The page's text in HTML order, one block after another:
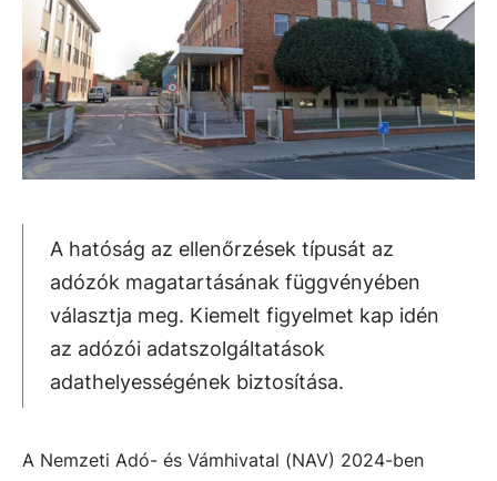
A hatóság az ellenőrzések típusát az
adózók magatartásának függvényében
választja meg. Kiemelt figyelmet kap idén
az adózói adatszolgáltatások
adathelyességének biztosítása.
A Nemzeti Adó- és Vámhivatal (NAV) 2024-ben